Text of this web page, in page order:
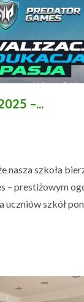
–...
nasza szkoła
– prestiżowym
uczniów szkół